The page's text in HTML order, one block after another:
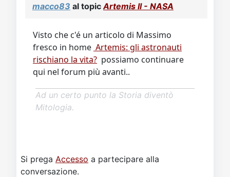
macco83 al topic Artemis II - NASA
Visto che c'é un articolo di Massimo
fresco in home Artemis: gli astronauti
rischiano la vita? possiamo continuare
qui nel forum più avanti..
Ad un certo punto la Storia diventò
Mitologia.
Si prega Accesso a partecipare alla
conversazione.